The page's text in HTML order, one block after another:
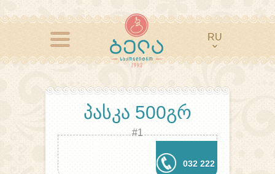
RU
ᲞᲐᲡᲙᲐ 500ᲒᲠ
#1
032 222